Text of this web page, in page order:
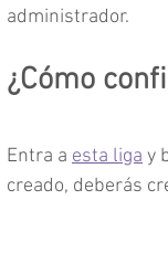
administrador.
¿Cómo
Entra a esta liga y
creado, deberás